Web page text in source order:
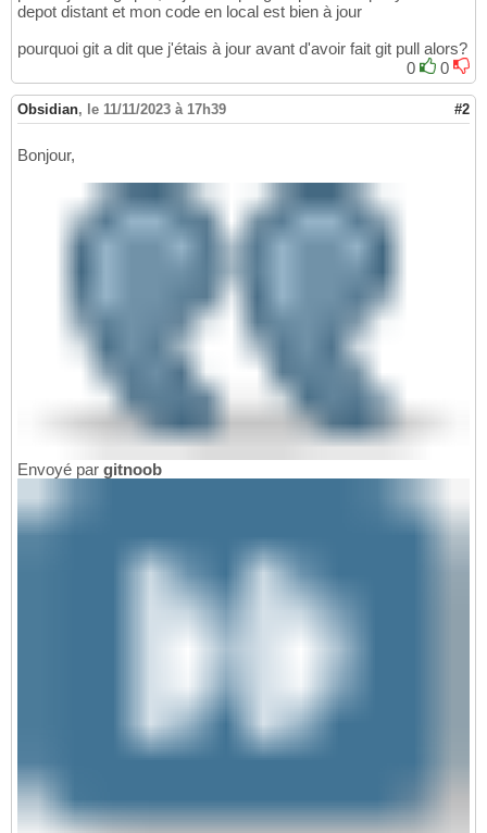
depot distant et mon code en local est bien à jour
pourquoi git a dit que j'étais à jour avant d'avoir fait git pull alors?
0
0
Obsidian, le 11/11/2023 à 17h39 #2
Bonjour,
Envoyé par gitnoob